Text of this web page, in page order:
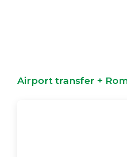
Airport transfer +